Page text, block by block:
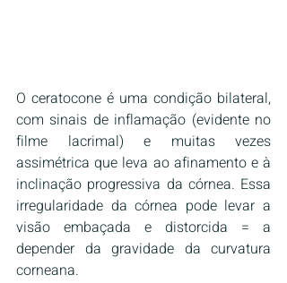
O ceratocone é uma condição bilateral,
com sinais de inflamação (evidente no
filme lacrimal) e muitas vezes
assimétrica que leva ao afinamento e à
inclinação progressiva da córnea. Essa
irregularidade da córnea pode levar a
visão embaçada e distorcida = a
depender da gravidade da curvatura
corneana.